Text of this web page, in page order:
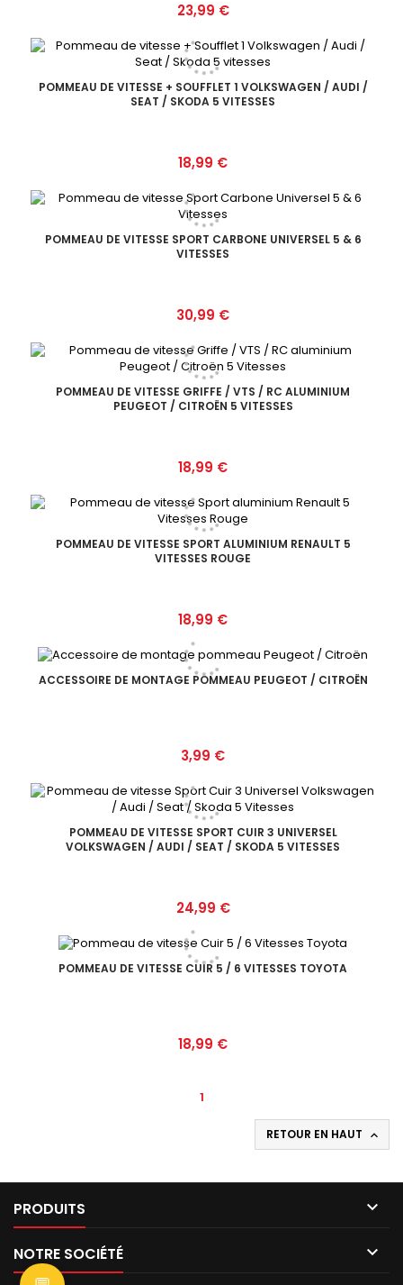
Prix
23,99 €
POMMEAU DE VITESSE + SOUFFLET 1 VOLKSWAGEN / AUDI /
SEAT / SKODA 5 VITESSES
Prix
18,99 €
POMMEAU DE VITESSE SPORT CARBONE UNIVERSEL 5 & 6
VITESSES
Prix
30,99 €
POMMEAU DE VITESSE GRIFFE / VTS / RC ALUMINIUM
PEUGEOT / CITROËN 5 VITESSES
Prix
18,99 €
POMMEAU DE VITESSE SPORT ALUMINIUM RENAULT 5
VITESSES ROUGE
Prix
18,99 €
ACCESSOIRE DE MONTAGE POMMEAU PEUGEOT / CITROËN
Prix
3,99 €
POMMEAU DE VITESSE SPORT CUIR 3 UNIVERSEL
VOLKSWAGEN / AUDI / SEAT / SKODA 5 VITESSES
Prix
24,99 €
POMMEAU DE VITESSE CUIR 5 / 6 VITESSES TOYOTA
Prix
18,99 €
1
RETOUR EN HAUT 
PRODUITS 
NOTRE SOCIÉTÉ 